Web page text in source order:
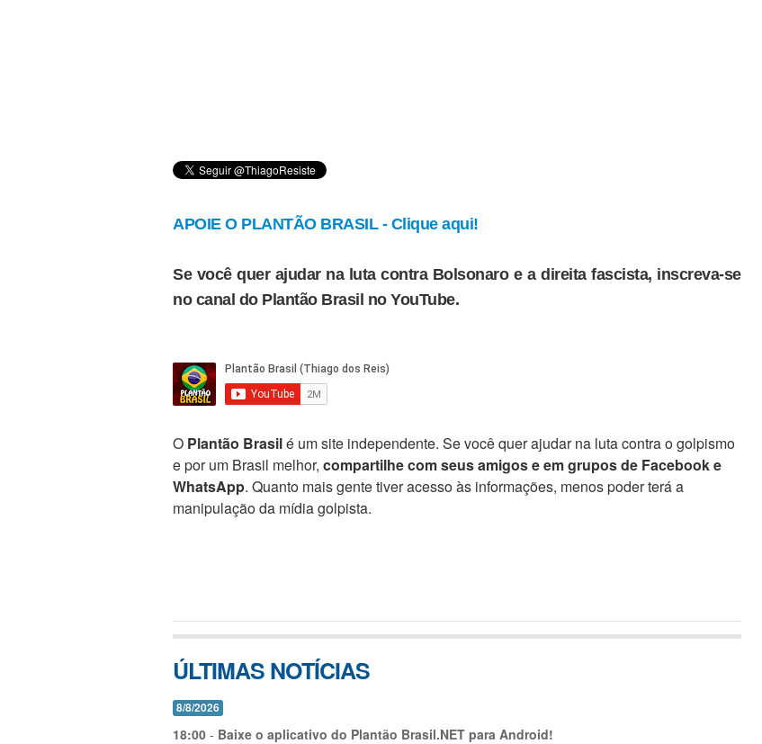
APOIE O PLANTÃO BRASIL - Clique aqui!
Se você quer ajudar na luta contra Bolsonaro e a direita fascista, inscreva-se
no canal do Plantão Brasil no YouTube.
O Plantão Brasilé um site independente. Se você quer ajudar na luta contra o golpismo
e por um Brasil melhor, compartilhe com seus amigos e em grupos de Facebook e
WhatsApp. Quanto mais gente tiver acesso às informações, menos poder terá a
manipulação da mídia golpista.
ÚLTIMAS NOTÍCIAS
8/8/2026
18:00 - Baixe o aplicativo do Plantão Brasil.NET para Android!